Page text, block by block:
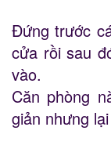
Đứng trước
cửa rồi sau
vào.
Căn phòng
giản nhưng